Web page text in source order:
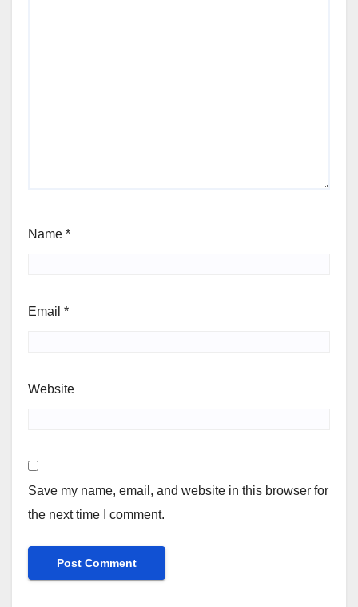
Name *
Email *
Website
Save my name, email, and website in this browser for
the next time I comment.